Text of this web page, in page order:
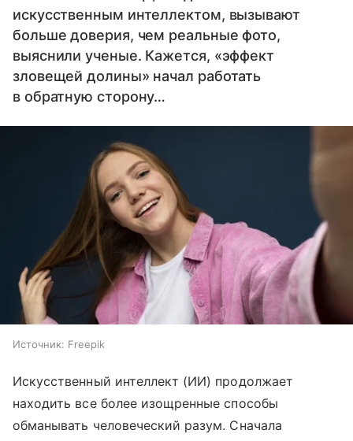
искусственным интеллектом, вызывают
больше доверия, чем реальные фото,
выяснили ученые. Кажется, «эффект
зловещей долины» начал работать
в обратную сторону…
Источник: Freepik
Искусственный интеллект (ИИ) продолжает
находить все более изощренные способы
обманывать человеческий разум. Сначала